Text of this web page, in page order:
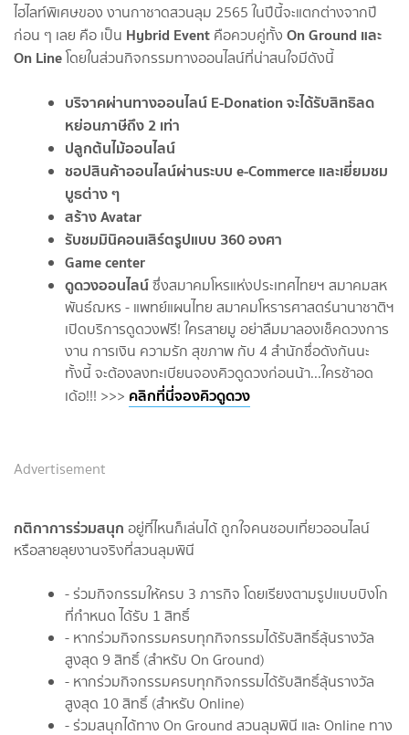
ไฮไลท์พิเศษของ งานกาชาดสวนลุม 2565 ในปีนี้จะแตกต่างจากปี
ก่อน ๆ เลย คือ เป็น Hybrid Event คือควบคู่ทั้ง On Ground และ
On Lineโดยในส่วนกิจกรรมทางออนไลน์ที่น่าสนใจมีดังนี้
บริจาคผ่านทางออนไลน์ E-Donation จะได้รับสิทธิลด
หย่อนภาษีถึง 2 เท่า
ปลูกต้นไม้ออนไลน์
ชอปสินค้าออนไลน์ผ่านระบบ e-Commerce และเยี่ยมชม
บูธต่าง ๆ
สร้าง Avatar
รับชมมินิคอนเสิร์ตรูปแบบ 360 องศา
Game center
ดูดวงออนไลน์ซึ่งสมาคมโหรแห่งประเทศไทยฯ สมาคมสห
พันธ์ฌหร - แพทย์แผนไทย สมาคมโหรารศาสตร์นานาชาติฯ
เปิดบริการดูดวงฟรี! ใครสายมู อย่าลืมมาลองเช็คดวงการ
งาน การเงิน ความรัก สุขภาพ กับ 4 สำนักชื่อดังกันนะ
ทั้งนี้ จะต้องลงทะเบียนจองคิวดูดวงก่อนน้า...ใครช้าอด
เด้อ!!! >>> คลิกที่นี่จองคิวดูดวง
Advertisement
กติกาการร่วมสนุก อยู่ที่ไหนก็เล่นได้ ถูกใจคนชอบเที่ยวออนไลน์
หรือสายลุยงานจริงที่สวนลุมพินี
- ร่วมกิจกรรมให้ครบ 3 ภารกิจ โดยเรียงตามรูปแบบบิงโก
ที่กำหนด ได้รับ 1 สิทธิ์
- หากร่วมกิจกรรมครบทุกกิจกรรมได้รับสิทธิ์ลุ้นรางวัล
สูงสุด 9 สิทธิ์ (สำหรับ On Ground)
- หากร่วมกิจกรรมครบทุกกิจกรรมได้รับสิทธิ์ลุ้นรางวัล
สูงสุด 10 สิทธิ์ (สำหรับ Online)
- ร่วมสนุกได้ทาง On Ground สวนลุมพินี และ Online ทาง